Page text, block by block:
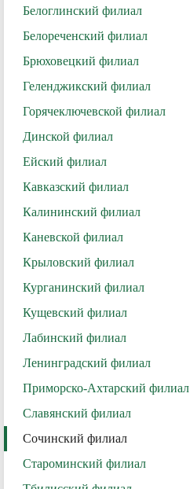
Белоглинский филиал
Белореченский филиал
Брюховецкий филиал
Геленджикский филиал
Горячеключевской филиал
Динской филиал
Ейский филиал
Кавказский филиал
Калининский филиал
Каневской филиал
Крыловский филиал
Курганинский филиал
Кущевский филиал
Лабинский филиал
Ленинградский филиал
Приморско-Ахтарский филиал
Славянский филиал
Сочинский филиал
Староминский филиал